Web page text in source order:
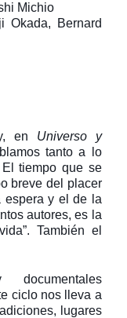
Michio
Okada, Bernard
en Universo y
tanto a lo
tiempo que se
breve del placer
espera y el de la
autores, es la
También el
ciclo nos lleva a
lugares